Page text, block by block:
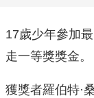
17歲少年參加
走一等獎獎金。
獲獎者羅伯特·